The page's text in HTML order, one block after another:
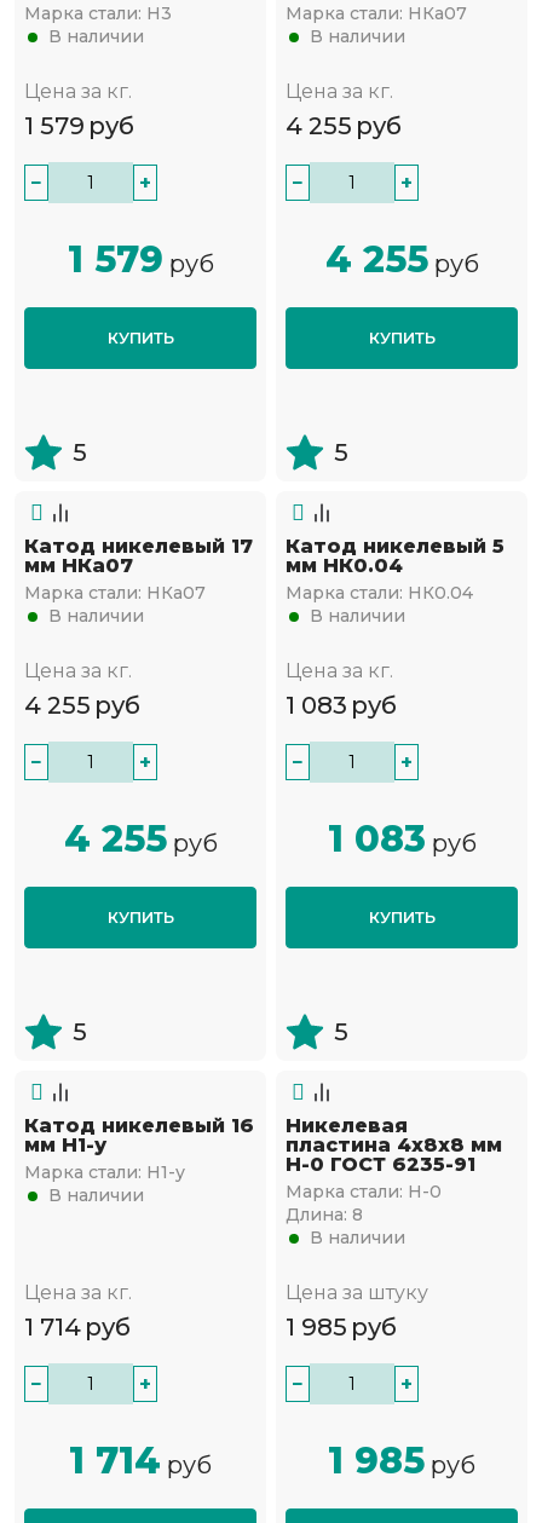
Марка стали: Н3
В наличии
Цена за кг.
1 579 руб
− +
1 579 руб
КУПИТЬ
5
Марка стали: НКа07
В наличии
Цена за кг.
4 255 руб
− +
4 255руб
КУПИТЬ
5
Катод никелевый 17
мм НКа07
Марка стали: НКа07
В наличии
Цена за кг.
4 255 руб
− +
4 255руб
КУПИТЬ
5
Катод никелевый 5
мм НК0.04
Марка стали: НК0.04
В наличии
Цена за кг.
1 083 руб
− +
1 083 руб
КУПИТЬ
5
Катод никелевый 16
мм Н1-у
Марка стали: Н1-у
В наличии
Цена за кг.
1 714 руб
− +
1 714 руб
Никелевая
пластина 4х8х8 мм
Н-0 ГОСТ 6235-91
Марка стали: Н-0
Длина: 8
В наличии
Цена за штуку
1 985 руб
− +
1 985 руб